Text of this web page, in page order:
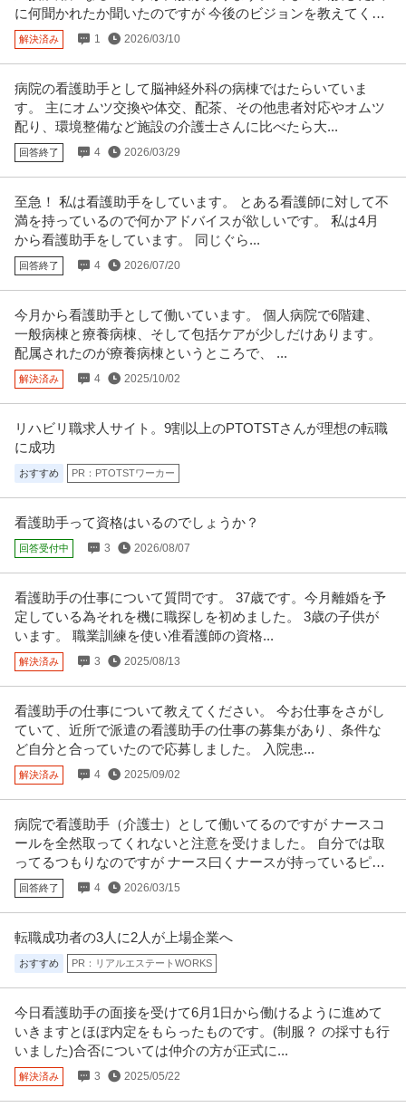
当あり☆》訪問看護未経験の方…続きを見る
に何聞かれたか聞いたのですが 今後のビジョンを教えてくだ
さい。
解決済み 1 2026/03/10
病院の看護助手として脳神経外科の病棟ではたらいていま
す。 主にオムツ交換や体交、配茶、その他患者対応やオムツ
配り、環境整備など施設の介護士さんに比べたら大...
回答終了 4 2026/03/29
至急！ 私は看護助手をしています。 とある看護師に対して不
満を持っているので何かアドバイスが欲しいです。 私は4月
から看護助手をしています。 同じぐら...
回答終了 4 2026/07/20
今月から看護助手として働いています。 個人病院で6階建、
一般病棟と療養病棟、そして包括ケアが少しだけあります。
配属されたのが療養病棟というところで、 ...
解決済み 4 2025/10/02
リハビリ職求人サイト。9割以上のPTOTSTさんが理想の転職
に成功
おすすめ PR：PTOTSTワーカー
看護助手って資格はいるのでしょうか？
回答受付中 3 2026/08/07
看護助手の仕事について質問です。 37歳です。今月離婚を予
定している為それを機に職探しを初めました。 3歳の子供が
います。 職業訓練を使い准看護師の資格...
解決済み 3 2025/08/13
看護助手の仕事について教えてください。 今お仕事をさがし
ていて、近所で派遣の看護助手の仕事の募集があり、条件な
ど自分と合っていたので応募しました。 入院患...
解決済み 4 2025/09/02
病院で看護助手（介護士）として働いてるのですが ナースコ
ールを全然取ってくれないと注意を受けました。 自分では取
ってるつもりなのですが ナース曰くナースが持っているピッ
チの方が
回答終了 4 2026/03/15
転職成功者の3人に2人が上場企業へ
おすすめ PR：リアルエステートWORKS
今日看護助手の面接を受けて6月1日から働けるように進めて
いきますとほぼ内定をもらったものです。(制服？ の採寸も行
いました)合否については仲介の方が正式に...
解決済み 3 2025/05/22